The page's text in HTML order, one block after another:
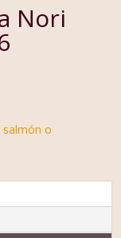
Nori
salmón o